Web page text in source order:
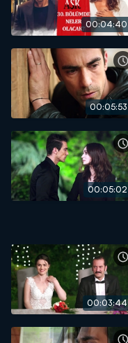
00:04:40
00:05:53
00:05:02
00:03:44